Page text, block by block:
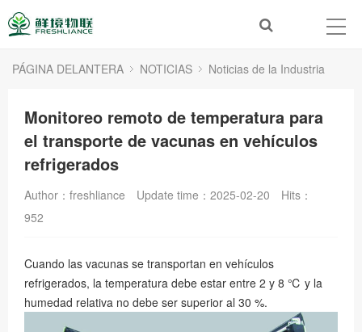
PÁGINA DELANTERA NOTICIAS Noticias de la Industria
Monitoreo remoto de temperatura para
el transporte de vacunas en vehículos
refrigerados
Author：freshliance Update time：2025-02-20
Hits：
952
Cuando las vacunas se transportan en vehículos
refrigerados, la temperatura debe estar entre 2 y 8 ℃ y la
humedad relativa no debe ser superior al 30 %.